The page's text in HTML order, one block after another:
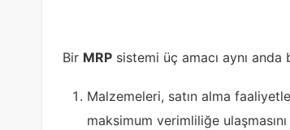
Bir MRP sistemi üç amacı aynı anda
Malzemeleri, satın alma
maksimum verimliliğe